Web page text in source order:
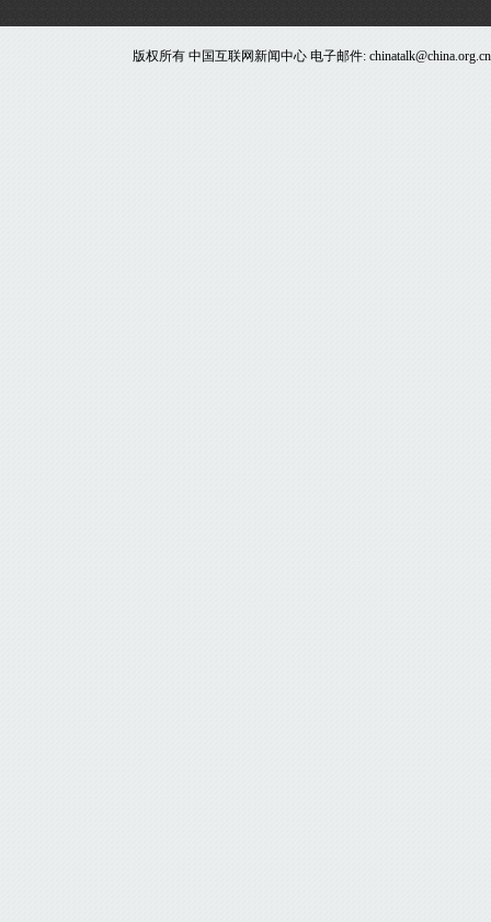
版权所有 中国互联网新闻中心 电子邮件: